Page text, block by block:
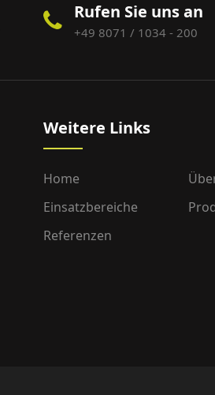
Rufen Sie uns an
+49 8071 / 1034 - 200
Weitere Links
Home
Einsatzbereiche
Referenzen